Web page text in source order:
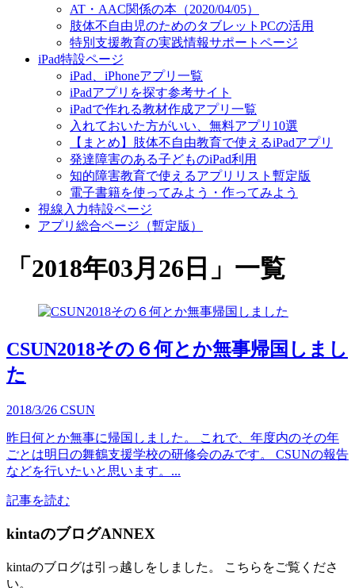
AT・AAC関係の本（2020/04/05）
肢体不自由児のためのタブレットPCの活用
特別支援教育の実践情報サポートページ
iPad特設ページ
iPad、iPhoneアプリ一覧
iPadアプリを探す参考サイト
iPadで作れる教材作成アプリ一覧
入れておいた方がいい、無料アプリ10選
【まとめ】肢体不自由教育で使えるiPadアプリ
発達障害のある子どものiPad利用
知的障害教育で使えるアプリリスト暫定版
電子書籍を使ってみよう・作ってみよう
視線入力特設ページ
アプリ総合ページ（暫定版）
「 2018年03月26日 」 一覧
CSUN2018その６何とか無事帰国しまし
た
2018/3/26 CSUN
昨日何とか無事に帰国しました。 これで、年度内のその年
ごとは明日の舞鶴支援学校の研修会のみです。 CSUNの報告
などを行いたいと思います。...
記事を読む
kintaのブログANNEX
kintaのブログは引っ越しをしました。 こちらをご覧くださ
い。